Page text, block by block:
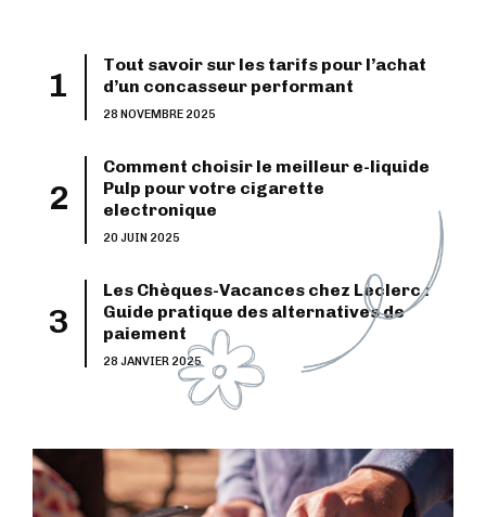
Tout savoir sur les tarifs pour l’achat
d’un concasseur performant
28 NOVEMBRE 2025
Comment choisir le meilleur e-liquide
Pulp pour votre cigarette
electronique
20 JUIN 2025
Les Chèques-Vacances chez Leclerc :
Guide pratique des alternatives de
paiement
28 JANVIER 2025